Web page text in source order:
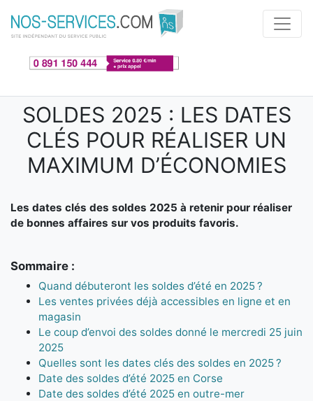
Aller au contenu principal
SOLDES 2025 : LES DATES
CLÉS POUR RÉALISER UN
MAXIMUM D’ÉCONOMIES
Les dates clés des soldes 2025 à retenir pour réaliser
de bonnes affaires sur vos produits favoris.
Sommaire :
Quand débuteront les soldes d’été en 2025 ?
Les ventes privées déjà accessibles en ligne et en
magasin
Le coup d’envoi des soldes donné le mercredi 25 juin
2025
Quelles sont les dates clés des soldes en 2025 ?
Date des soldes d’été 2025 en Corse
Date des soldes d’été 2025 en outre-mer